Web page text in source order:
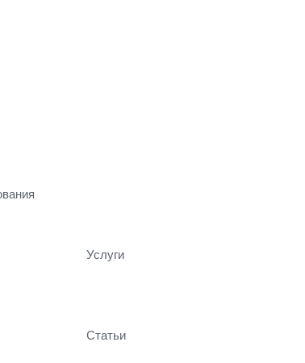
Услуги
Статьи